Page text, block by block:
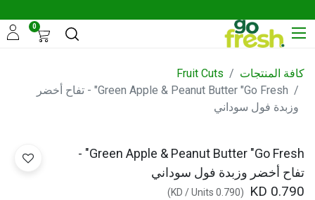
0
كافة المنتجات
Fruit Cuts
Green Apple & Peanut Butter "Go Fresh" - تفاح أخضر
وزبدة فول سوداني
Green Apple & Peanut Butter "Go Fresh" -
تفاح أخضر وزبدة فول سوداني
0.790
(
0.790
/Units
)